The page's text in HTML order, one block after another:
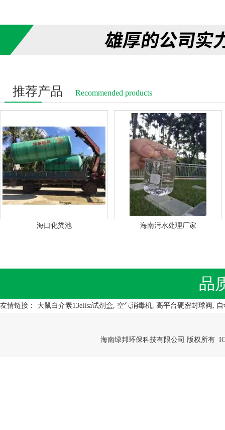
推荐产品 Recommended products
海口化粪池 海南污水处理厂家
品
友情链接： 大鼠白介素13elisa试剂盒, 空气消毒机, 高平台硬密封球阀 ,
海南绿邦环保科技有限公司 版权所有